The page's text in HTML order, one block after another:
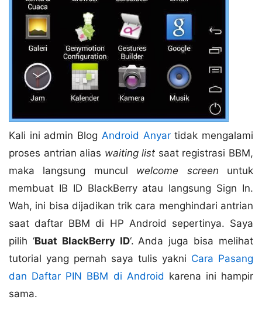
Kali ini admin Blog Android Anyartidak mengalami
proses antrian alias waiting list saat registrasi BBM,
maka langsung muncul welcome screen untuk
membuat IB ID BlackBerry atau langsung Sign In.
Wah, ini bisa dijadikan trik cara menghindari antrian
saat daftar BBM di HP Android sepertinya. Saya
pilih ‘Buat BlackBerry ID‘. Anda juga bisa melihat
tutorial yang pernah saya tulis yakni Cara Pasang
dan Daftar PIN BBM di Android karena ini hampir
sama.